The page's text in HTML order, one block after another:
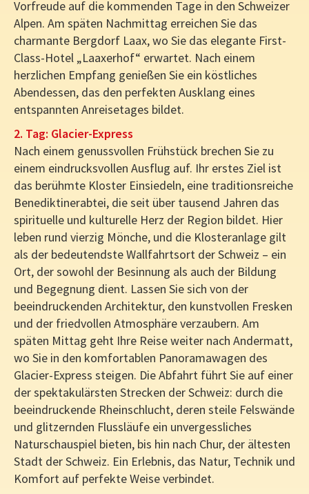
Vorfreude auf die kommenden Tage in den Schweizer
Alpen. Am späten Nachmittag erreichen Sie das
charmante Bergdorf Laax, wo Sie das elegante First-
Class-Hotel „Laaxerhof“ erwartet. Nach einem
herzlichen Empfang genießen Sie ein köstliches
Abendessen, das den perfekten Ausklang eines
entspannten Anreisetages bildet.
2. Tag: Glacier-Express
Nach einem genussvollen Frühstück brechen Sie zu
einem eindrucksvollen Ausflug auf. Ihr erstes Ziel ist
das berühmte Kloster Einsiedeln, eine traditionsreiche
Benediktinerabtei, die seit über tausend Jahren das
spirituelle und kulturelle Herz der Region bildet. Hier
leben rund vierzig Mönche, und die Klosteranlage gilt
als der bedeutendste Wallfahrtsort der Schweiz – ein
Ort, der sowohl der Besinnung als auch der Bildung
und Begegnung dient. Lassen Sie sich von der
beeindruckenden Architektur, den kunstvollen Fresken
und der friedvollen Atmosphäre verzaubern. Am
späten Mittag geht Ihre Reise weiter nach Andermatt,
wo Sie in den komfortablen Panoramawagen des
Glacier-Express steigen. Die Abfahrt führt Sie auf einer
der spektakulärsten Strecken der Schweiz: durch die
beeindruckende Rheinschlucht, deren steile Felswände
und glitzernden Flussläufe ein unvergessliches
Naturschauspiel bieten, bis hin nach Chur, der ältesten
Stadt der Schweiz. Ein Erlebnis, das Natur, Technik und
Komfort auf perfekte Weise verbindet.